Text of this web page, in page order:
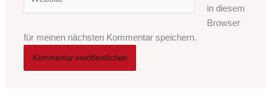
in diesem
Browser
für meinen nächsten Kommentar speichern.